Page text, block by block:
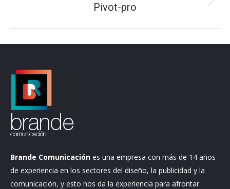
Proyecto
Pivot-pro
Brande Comunicación es una empresa con más de 14 años
de experiencia en los sectores del diseño, la publicidad y la
comunicación, y esto nos da la experiencia para afrontar